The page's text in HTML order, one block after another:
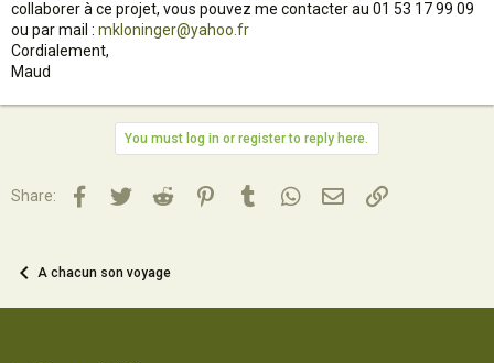
collaborer à ce projet, vous pouvez me contacter au 01 53 17 99 09
ou par mail : mkloninger@yahoo.fr
Cordialement,
Maud
You must log in or register to reply here.
Share: Facebook
TwitterReddit PinterestTumblrWhatsApp
Email Lien
A chacun son voyage